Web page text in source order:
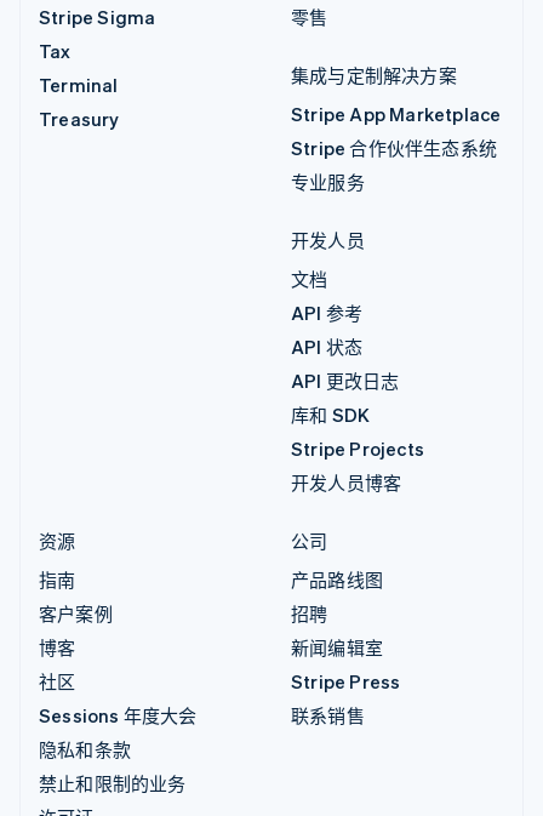
Stripe Sigma
Tax
Terminal
Treasury
零售
集成与定制解决方案
Stripe App Marketplace
Stripe 合作伙伴生态系统
专业服务
开发人员
文档
API 参考
API 状态
API 更改日志
库和 SDK
Stripe Projects
开发人员博客
资源
指南
客户案例
博客
社区
Sessions 年度大会
隐私和条款
禁止和限制的业务
公司
产品路线图
招聘
新闻编辑室
Stripe Press
联系销售